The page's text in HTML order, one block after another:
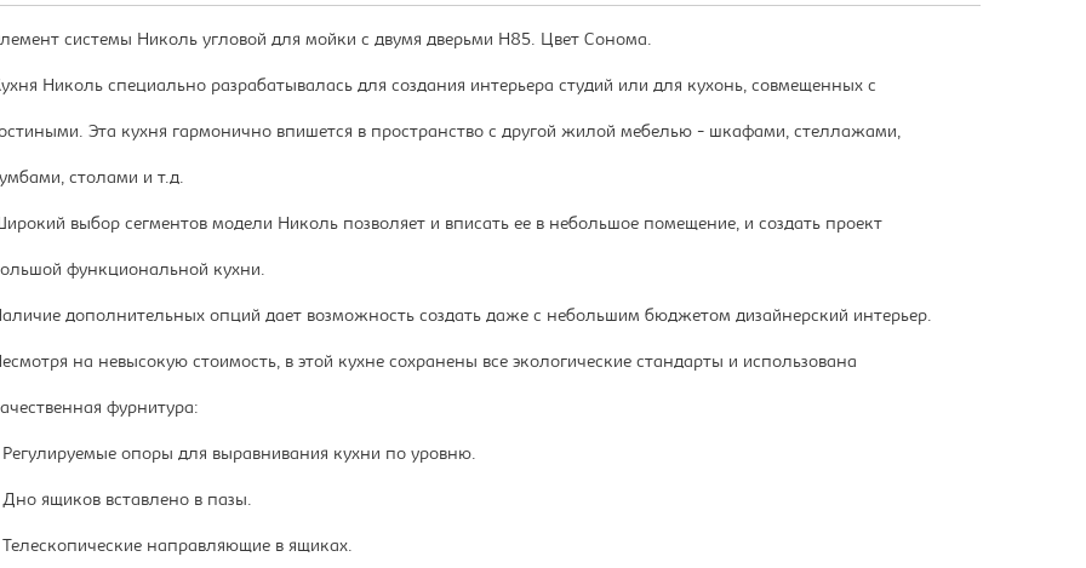
системы Николь угловой для мойки с двумя дверьми Н85. Цвет Сонома.
Николь специально разрабатывалась для создания интерьера студий или для кухонь, совмещенных с
Эта кухня гармонично впишется в пространство с другой жилой мебелью - шкафами, стеллажами,
столами и т.д.
выбор сегментов модели Николь позволяет и вписать ее в небольшое помещение, и создать проект
функциональной кухни.
дополнительных опций дает возможность создать даже с небольшим бюджетом дизайнерский интерьер.
на невысокую стоимость, в этой кухне сохранены все экологические стандарты и использована
фурнитура:
опоры для выравнивания кухни по уровню.
ящиков вставлено в пазы.
направляющие в ящиках.